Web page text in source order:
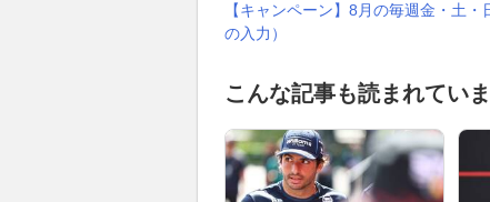
【キャンペーン】8月の毎週金・土
の入力）
こんな記事も読まれてい